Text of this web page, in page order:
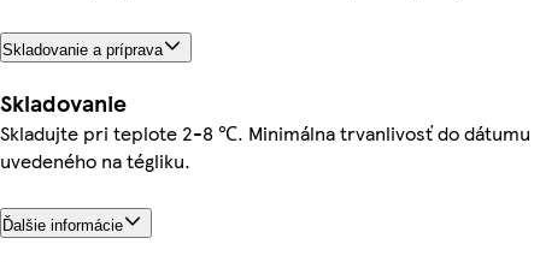
Skladovanie a príprava
Skladovanie
Skladujte pri teplote 2-8 ℃. Minimálna trvanlivosť do dátumu
uvedeného na tégliku.
Ďalšie informácie